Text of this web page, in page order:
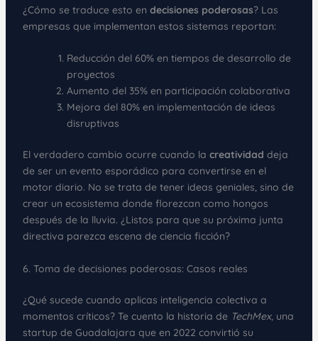
¿Cómo se traduce esto en decisiones poderosas? Las
empresas que implementan estos sistemas reportan:
Reducción del 60% en tiempos de desarrollo de
proyectos
Aumento del 35% en participación colaborativa
Mejora del 80% en implementación de ideas
disruptivas
El verdadero cambio ocurre cuando la creatividad deja
de ser un evento esporádico para convertirse en el
motor diario. No se trata de tener ideas geniales, sino de
crear un ecosistema donde florezcan como hongos
después de la lluvia. ¿Listos para que su próxima junta
directiva parezca escena de ciencia ficción?
6. Toma de decisiones poderosas: Casos reales
¿Qué sucede cuando aplicas inteligencia colectiva a
momentos críticos? Te cuento la historia de TechMex, una
startup de Guadalajara que en 2022 convirtió su